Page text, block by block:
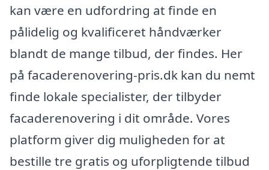
kan være en udfordring at finde en
pålidelig og kvalificeret håndværker
blandt de mange tilbud, der findes. Her
på facaderenovering-pris.dk kan du nemt
finde lokale specialister, der tilbyder
facaderenovering i dit område. Vores
platform giver dig muligheden for at
bestille tre gratis og uforpligtende tilbud